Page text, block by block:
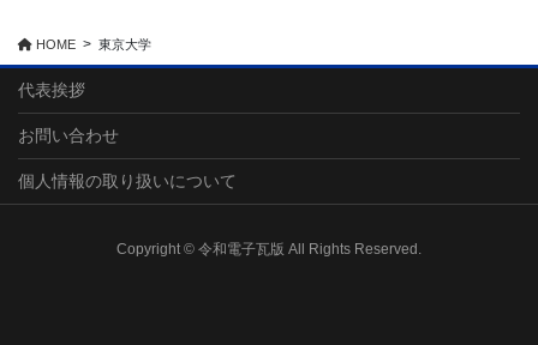
HOME 東京大学
代表挨拶
お問い合わせ
個人情報の取り扱いについて
Copyright © 令和電子瓦版 All Rights Reserved.